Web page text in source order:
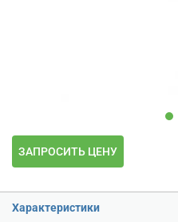
ЗАПРОСИТЬ ЦЕНУ
Характеристики